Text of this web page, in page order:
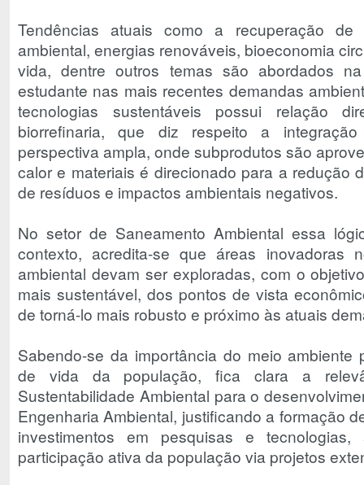
Tendências atuais como a recuperação de
ambiental, energias renováveis, bioeconomia
vida, dentre outros temas são abordados
estudante nas mais recentes demandas
tecnologias sustentáveis possui relação
biorrefinaria, que diz respeito a
perspectiva ampla, onde subprodutos são
calor e materiais é direcionado para a redução
de resíduos e impactos ambientais negativos.
No setor de Saneamento Ambiental essa
contexto, acredita-se que áreas inovadoras
ambiental devam ser exploradas, com o
mais sustentável, dos pontos de vista
de torná-lo mais robusto e próximo às atuais
Sabendo-se da importância do meio ambiente
de vida da população, fica clara a
Sustentabilidade Ambiental para o
Engenharia Ambiental, justificando a formação
investimentos em pesquisas e
participação ativa da população via projetos